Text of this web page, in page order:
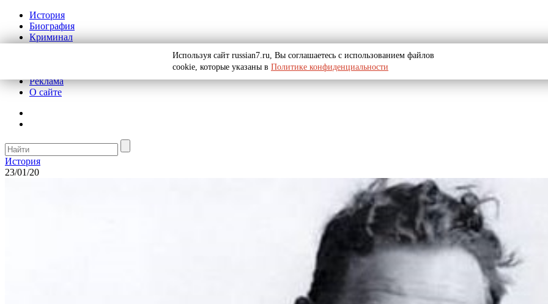
История
Биография
Криминал
Реклама
О сайте
История
23/01/20
Используя сайт russian7.ru, Вы соглашаетесь с использованием файлов
cookie, которые указаны в Политике конфиденциальности